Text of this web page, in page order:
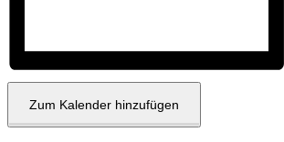
Zum Kalender hinzufügen